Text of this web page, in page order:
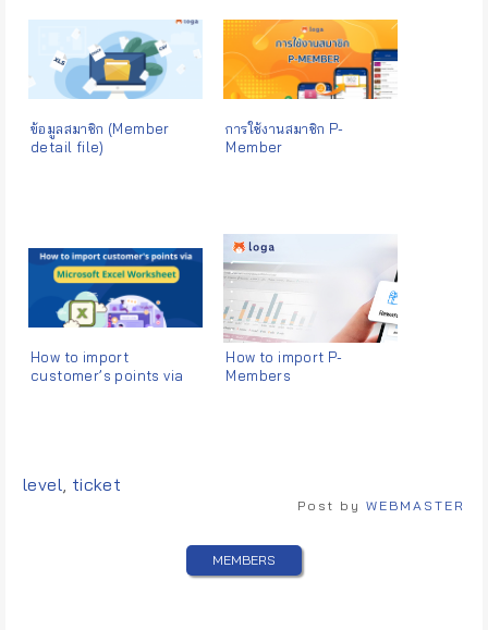
ข้อมูลสมาชิก (Member
detail file)
การใช้งานสมาชิก P-
Member
How to import
customer’s points via
How to import P-
Members
Tags:
level ticket
Post by WEBMASTER
MEMBERS